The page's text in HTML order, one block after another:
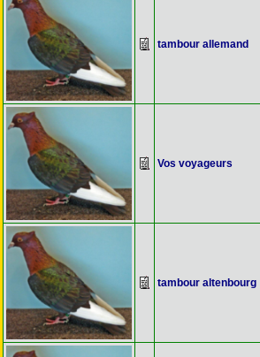
tambour allemand
Vos voyageurs
tambour altenbourg